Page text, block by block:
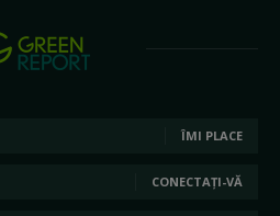
ÎMI PLACE
CONECTAȚI-VĂ